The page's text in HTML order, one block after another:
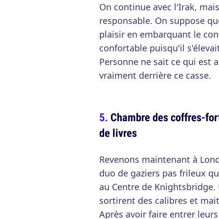
On continue avec l'Irak,
responsable. On suppose
plaisir en embarquant le
confortable puisqu'il
Personne ne sait ce qui est
vraiment derrière ce casse.
Chambre des coffres-
de livres
Revenons maintenant à
duo de gaziers pas frileux
au Centre de
sortirent des calibres et
Après avoir faire entrer